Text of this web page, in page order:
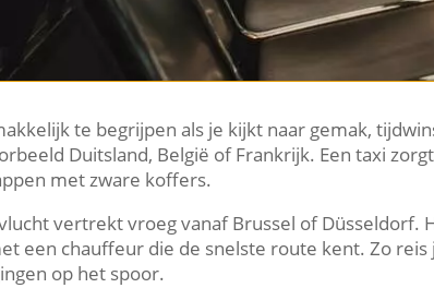
te begrijpen als je kijkt naar gemak,
Duitsland, België of Frankrijk. Een taxi
met zware koffers.
vertrekt vroeg vanaf Brussel of
een chauffeur die de snelste route kent. Zo
op het spoor.